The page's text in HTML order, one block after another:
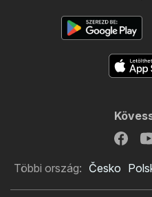
Többi ország: Česko